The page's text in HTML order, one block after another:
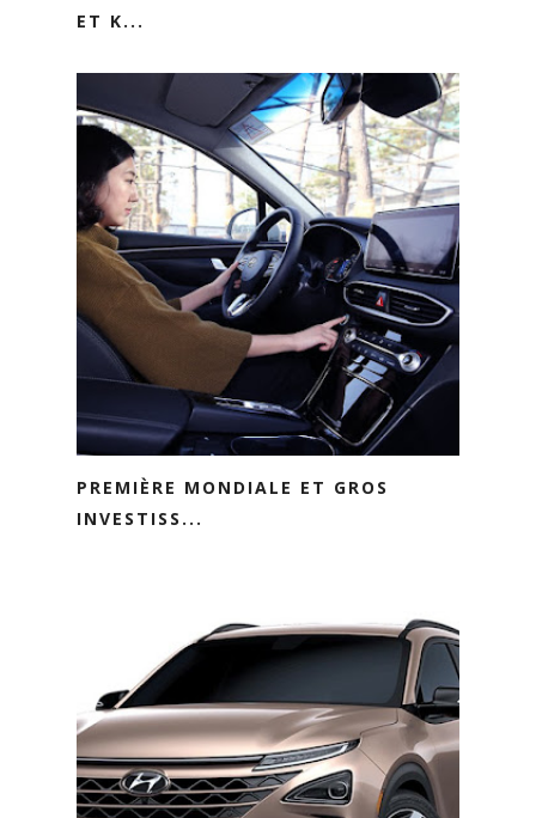
ET K...
PREMIÈRE MONDIALE ET GROS
INVESTISS...